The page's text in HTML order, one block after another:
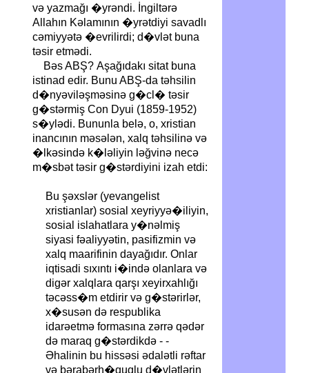
və yazmağı �yrəndi. İngiltərə
Allahın Kəlamının �yrətdiyi savadlı
cəmiyyətə �evrilirdi; d�vlət buna
təsir etmədi.
Bəs ABŞ? Aşağıdakı sitat buna
istinad edir. Bunu ABŞ-da təhsilin
d�nyəviləşməsinə g�cl� təsir
g�stərmiş Con Dyui (1859-1952)
s�ylədi. Bununla belə, o, xristian
inancının məsələn, xalq təhsilinə və
�lkəsində k�ləliyin ləğvinə necə
m�sbət təsir g�stərdiyini izah etdi:
Bu şəxslər (yevangelist
xristianlar) sosial xeyriyyə�iliyin,
sosial islahatlara y�nəlmiş
siyasi fəaliyyətin, pasifizmin və
xalq maarifinin dayağıdır. Onlar
iqtisadi sıxıntı i�ində olanlara və
digər xalqlara qarşı xeyirxahlığı
təcəss�m etdirir və g�stərirlər,
x�susən də respublika
idarəetmə formasına zərrə qədər
də maraq g�stərdikdə - -
Əhalinin bu hissəsi ədalətli rəftar
və bərabərh�quqlu d�vlətlərin